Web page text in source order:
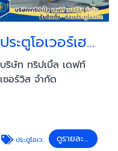
ประตูโอเวอร์เฮด (Overhead door)
บริษัท ทริปเบิ้ล เดฟท์
เซอร์วิส จำกัด
ประตูโอเวอร์เฮด (Overhead door) ดูรายละเอียด